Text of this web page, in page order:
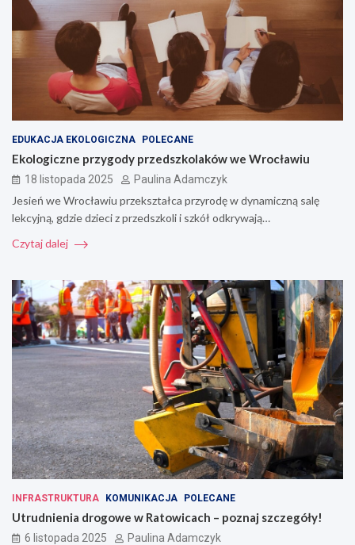
EDUKACJA EKOLOGICZNA POLECANE
Ekologiczne przygody przedszkolaków we Wrocławiu
18 listopada 2025 Paulina Adamczyk
Jesień we Wrocławiu przekształca przyrodę w dynamiczną salę
lekcyjną, gdzie dzieci z przedszkoli i szkół odkrywają…
Czytaj dalej
INFRASTRUKTURA KOMUNIKACJA POLECANE
Utrudnienia drogowe w Ratowicach – poznaj szczegóły!
6 listopada 2025 Paulina Adamczyk